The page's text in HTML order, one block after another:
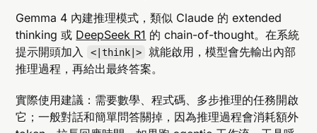
Gemma 4 內建推理模式，類似 Claude 的 extended
thinking 或 DeepSeek R1 的 chain-of-thought。在系統
提示開頭加入
<|think|>
就能啟用，模型會先輸出內部
推理過程，再給出最終答案。
實際使用建議：需要數學、程式碼、多步推理的任務開啟
它；一般對話和簡單問答關掉，因為推理過程會消耗額外